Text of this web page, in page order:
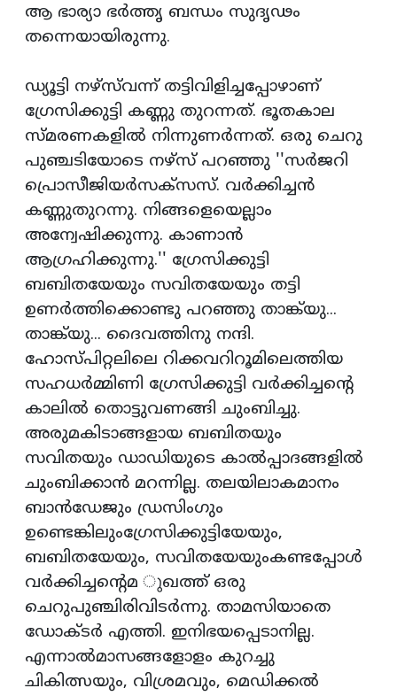
ആ ഭാര്യാ ഭര്‍ത്തൃ ബന്ധം സുദൃഢം
തന്നെയായിരുന്നു.
ഡ്യൂട്ടി നഴ്‌സ്‌വന്ന് തട്ടിവിളിച്ചപ്പോഴാണ്
ഗ്രേസിക്കുട്ടി കണ്ണു തുറന്നത്. ഭൂതകാല
സ്മരണകളില്‍ നിന്നുണര്‍ന്നത്. ഒരു ചെറു
പുഞ്ചടിയോടെ നഴ്‌സ് പറഞ്ഞു ''സര്‍ജറി
പ്രൊസീജിയര്‍സക്‌സസ്. വര്‍ക്കിച്ചന്‍
കണ്ണുതുറന്നു. നിങ്ങളെയെല്ലാം
അന്വേഷിക്കുന്നു. കാണാന്‍
ആഗ്രഹിക്കുന്നു.'' ഗ്രേസിക്കുട്ടി
ബബിതയേയും സവിതയേയും തട്ടി
ഉണര്‍ത്തിക്കൊണ്ടു പറഞ്ഞു താങ്ക്‌യു...
താങ്ക്‌യു... ദൈവത്തിനു നന്ദി.
ഹോസ്പിറ്റലിലെ റിക്കവറിറൂമിലെത്തിയ
സഹധര്‍മ്മിണി ഗ്രേസിക്കുട്ടി വര്‍ക്കിച്ചന്റെ
കാലില്‍ തൊട്ടുവണങ്ങി ചുംബിച്ചു.
അരുമകിടാങ്ങളായ ബബിതയും
സവിതയും ഡാഡിയുടെ കാല്‍പ്പാദങ്ങളില്‍
ചുംബിക്കാന്‍ മറന്നില്ല. തലയിലാകമാനം
ബാന്‍ഡേജും ഡ്രസിംഗും
ഉണ്ടെങ്കിലുംഗ്രേസിക്കുട്ടിയേയും,
ബബിതയേയും, സവിതയേയുംകണ്ടപ്പോള്‍
വര്‍ക്കിച്ചന്റെമ ുഖത്ത് ഒരു
ചെറുപുഞ്ചിരിവിടര്‍ന്നു. താമസിയാതെ
ഡോക്ടര്‍ എത്തി. ഇനിഭയപ്പെടാനില്ല.
എന്നാല്‍മാസങ്ങളോളം കുറച്ചു
ചികിത്സയും, വിശ്രമവും, മെഡിക്കല്‍